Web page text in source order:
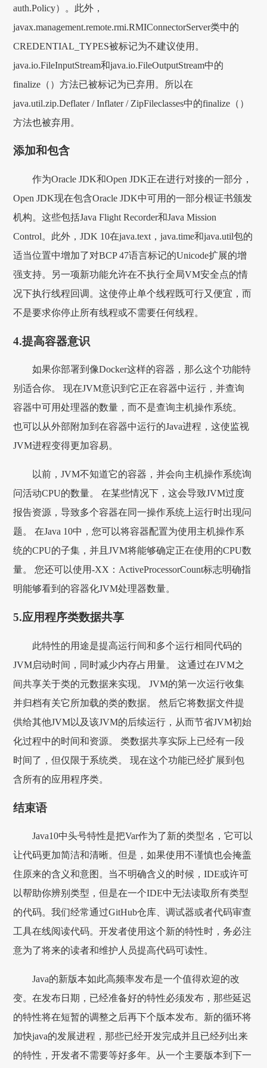
auth.Policy）。此外，
javax.management.remote.rmi.RMIConnectorServer类中的
CREDENTIAL_TYPES被标记为不建议使用。
java.io.FileInputStream和java.io.FileOutputStream中的
finalize（）方法已被标记为已弃用。所以在
java.util.zip.Deflater / Inflater / ZipFileclasses中的finalize（）
方法也被弃用。
添加和包含
作为Oracle JDK和Open JDK正在进行对接的一部分，
Open JDK现在包含Oracle JDK中可用的一部分根证书颁发
机构。这些包括Java Flight Recorder和Java Mission
Control。此外，JDK 10在java.text，java.time和java.util包的
适当位置中增加了对BCP 47语言标记的Unicode扩展的增
强支持。另一项新功能允许在不执行全局VM安全点的情
况下执行线程回调。这使停止单个线程既可行又便宜，而
不是要求你停止所有线程或不需要任何线程。
4.提高容器意识
如果你部署到像Docker这样的容器，那么这个功能特
别适合你。 现在JVM意识到它正在容器中运行，并查询
容器中可用处理器的数量，而不是查询主机操作系统。
也可以从外部附加到在容器中运行的Java进程，这使监视
JVM进程变得更加容易。
以前，JVM不知道它的容器，并会向主机操作系统询
问活动CPU的数量。 在某些情况下，这会导致JVM过度
报告资源，导致多个容器在同一操作系统上运行时出现问
题。 在Java 10中，您可以将容器配置为使用主机操作系
统的CPU的子集，并且JVM将能够确定正在使用的CPU数
量。 您还可以使用-XX：ActiveProcessorCount标志明确指
明能够看到的容器化JVM处理器数量。
5.应用程序类数据共享
此特性的用途是提高运行间和多个运行相同代码的
JVM启动时间，同时减少内存占用量。 这通过在JVM之
间共享关于类的元数据来实现。 JVM的第一次运行收集
并归档有关它所加载的类的数据。 然后它将数据文件提
供给其他JVM以及该JVM的后续运行，从而节省JVM初始
化过程中的时间和资源。 类数据共享实际上已经有一段
时间了，但仅限于系统类。 现在这个功能已经扩展到包
含所有的应用程序类。
结束语
Java10中头号特性是把Var作为了新的类型名，它可以
让代码更加简洁和清晰。但是，如果使用不谨慎也会掩盖
住原来的含义和意图。当不明确含义的时候，IDE或许可
以帮助你辨别类型，但是在一个IDE中无法读取所有类型
的代码。我们经常通过GitHub仓库、调试器或者代码审查
工具在线阅读代码。开发者使用这个新的特性时，务必注
意为了将来的读者和维护人员提高代码可读性。
Java的新版本如此高频率发布是一个值得欢迎的改
变。在发布日期，已经准备好的特性必须发布，那些延迟
的特性将在短暂的调整之后再下个版本发布。新的循环将
加快java的发展进程，那些已经开发完成并且已经列出来
的特性，开发者不需要等好多年。从一个主要版本到下一